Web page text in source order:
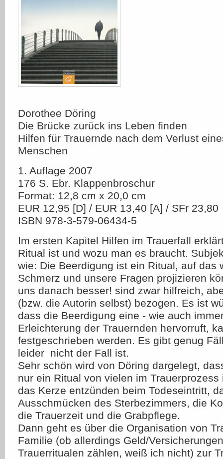
Dorothee Döring
Die Brücke zurück ins Leben finden
Hilfen für Trauernde nach dem Verlust
Menschen
1. Auflage 2007
176 S. Ebr. Klappenbroschur
Format: 12,8 cm x 20,0 cm
EUR 12,95 [D] / EUR 13,40 [A] / SFr 23,80
ISBN 978-3-579-06434-5
Im ersten Kapitel Hilfen im Trauerfall
Ritual ist und wozu man es braucht.
wie: Die Beerdigung ist ein Ritual, auf das
Schmerz und unsere Fragen projizieren
uns danach besser! sind zwar hilfreich,
(bzw. die Autorin selbst) bezogen. Es ist
dass die Beerdigung eine - wie auch immer
Erleichterung der Trauernden hervorruft,
festgeschrieben werden. Es gibt genug
leider  nicht der Fall ist.
Sehr schön wird von Döring dargelegt,
nur ein Ritual von vielen im
das Kerze entzünden beim Todeseintritt,
Ausschmücken des Sterbezimmers, die
die Trauerzeit und die Grabpflege.
Dann geht es über die Organisation von
Familie (ob allerdings Geld/
Trauerritualen zählen, weiß ich nicht) zur